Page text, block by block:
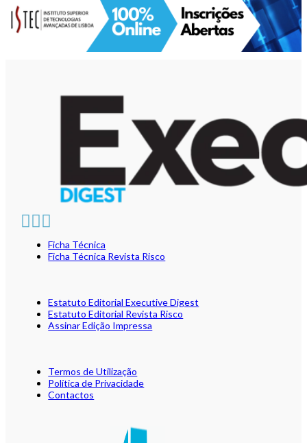
Ficha Técnica
Ficha Técnica Revista Risco
Estatuto Editorial Executive Digest
Estatuto Editorial Revista Risco
Assinar Edição Impressa
Termos de Utilização
Política de Privacidade
Contactos